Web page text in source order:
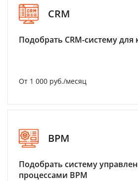
CRM
Подобрать CRM-систему
От 1 000 руб./месяц
BPM
Подобрать систему
процессами BPM